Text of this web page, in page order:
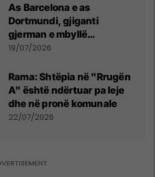
As Barcelona e as
Dortmundi, gjiganti
gjerman e mbyllë
marrëveshjen për Fisnik
19/07/2026
Rama: Shtëpia në "Rrugën
A" është ndërtuar pa leje
dhe në pronë komunale
22/07/2026